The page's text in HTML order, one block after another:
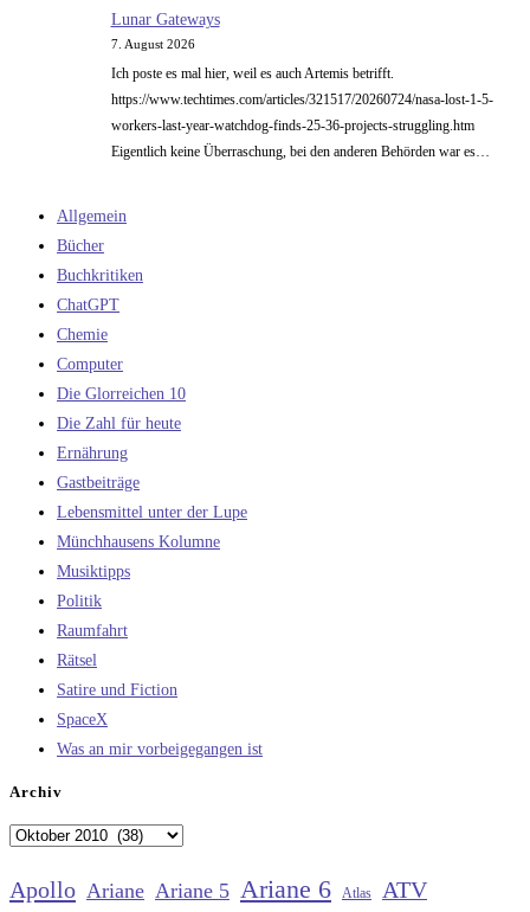
Lunar Gateways
7. August 2026
Ich poste es mal hier, weil es auch Artemis betrifft.
https://www.techtimes.com/articles/321517/20260724/nasa-lost-1-5-
workers-last-year-watchdog-finds-25-36-projects-struggling.htm
Eigentlich keine Überraschung, bei den anderen Behörden war es…
Allgemein
Bücher
Buchkritiken
ChatGPT
Chemie
Computer
Die Glorreichen 10
Die Zahl für heute
Ernährung
Gastbeiträge
Lebensmittel unter der Lupe
Münchhausens Kolumne
Musiktipps
Politik
Raumfahrt
Rätsel
Satire und Fiction
SpaceX
Was an mir vorbeigegangen ist
Archiv
Archiv
Apollo Ariane Ariane 5 Ariane 6 Atlas ATV